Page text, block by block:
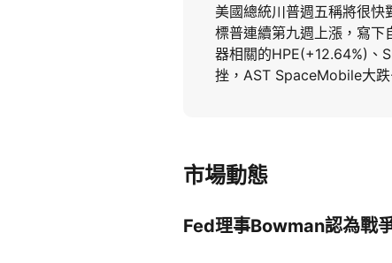
美國總統川普週五稱將很快
標普連續第九週上漲，寫
器相關的HPE(+12.64%)、
挫，AST SpaceMobile大
市場動態
Fed理事Bowman認為戰